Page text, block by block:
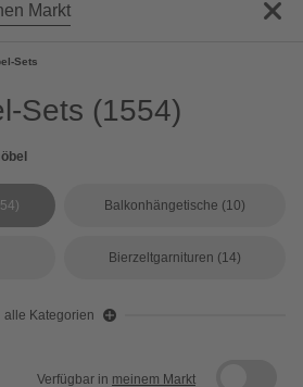
Markt
Sets
Sets (1554)
Balkonhängetische (10)
Bierzeltgarnituren (14)
alle Kategorien
Verfügbar in meinem Markt